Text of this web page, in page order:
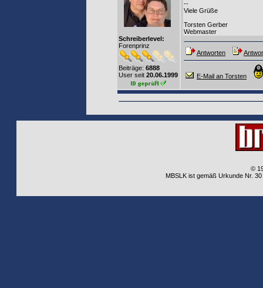
Schreiberlevel:
Forenprinz
Beiträge: 6888
User seit 20.06.1999
--
Viele Grüße
Torsten Gerber
Webmaster
Antworten
E-Mail an Torsten
©
MBSLK ist gemäß Urkunde Nr.